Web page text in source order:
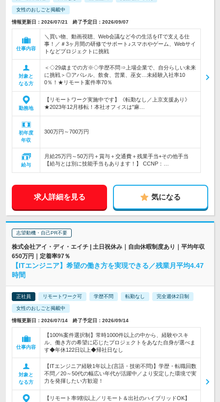
女性のおしごと掲載中
情報更新日：2026/07/21 終了予定日：2026/09/07
仕事内容
＼買い物、動画視聴、Web会議など今の生活をITで支える仕
事！／＃3ヶ月間の研修でサポート♪スマホやゲーム、Webサイ
トなどプロジェクトに挑戦
対象と
なる方
＜◇29歳までの方※◇学歴不問⇒上場企業で、自分らしい未来
に挑戦＞◎アパレル、飲食、営業、巫女…未経験入社率10
0％！★リモート案件率70％
勤務地
【リモートワーク実施中です】《転勤なし／上京支援あり》
★2023年12月移転！本社オフィスは"麻…
初年度
年収
300万円～700万円
給与
月給25万円～50万円＋賞与＋交通費＋残業手当+その他手当
【給与とは別に技能手当もあります！】 CCNP：…
求人詳細を見る 気になる
志望動機・自己PR不要
株式会社アイ・ディ・エイチ | 土日祝休み｜自由休暇制度あり｜平均年収
650万円｜定着率97％
【ITエンジニア】希望の働き方を実現できる／残業月平均4.47
時間
正社員 リモートワーク可 学歴不問 転勤なし 完全週休2日制
女性のおしごと掲載中
情報更新日：2026/07/14 終了予定日：2026/09/14
仕事内容
【100%案件選択制】常時1000件以上の中から、経験やスキ
ル、働き方の希望に応じたプロジェクトをあなた自身が選べま
す◆年休122日以上◆帰社日なし
対象と
なる方
【ITエンジニア経験1年以上(言語・技術不問)】学歴・転職回数
不問／20～50代の幅広い年代が活躍中／より安定した環境で実
力を発揮したい方歓迎！
【リモート率9割以上／リモート＆出社のハイブリッドOK】